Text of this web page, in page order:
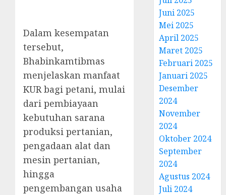
Dalam kesempatan
tersebut,
Bhabinkamtibmas
menjelaskan manfaat
KUR bagi petani, mulai
dari pembiayaan
kebutuhan sarana
produksi pertanian,
pengadaan alat dan
mesin pertanian,
hingga
pengembangan usaha
Juni 2025
Mei 2025
April 2025
Maret 2025
Februari 2025
Januari 2025
Desember
2024
November
2024
Oktober 2024
September
2024
Agustus 2024
Juli 2024